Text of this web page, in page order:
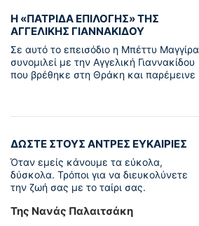
Η «ΠΑΤΡΊΔΑ ΕΠΙΛΟΓΉΣ» ΤΗΣ
ΑΓΓΕΛΙΚΉΣ ΓΙΑΝΝΑΚΊΔΟΥ
Σε αυτό το επεισόδιο η Μπέττυ Μαγγίρα
συνομιλεί με την Αγγελική Γιαννακίδου
που βρέθηκε στη Θράκη και παρέμεινε
ΔΩΣΤΕ ΣΤΟΥΣ ΑΝΤΡΕΣ ΕΥΚΑΙΡΙΕΣ
Όταν εμείς κάνουμε τα εύκολα,
δύσκολα. Τρόποι για να διευκολύνετε
την ζωή σας με το ταίρι σας.
Της Νανάς Παλαιτσάκη